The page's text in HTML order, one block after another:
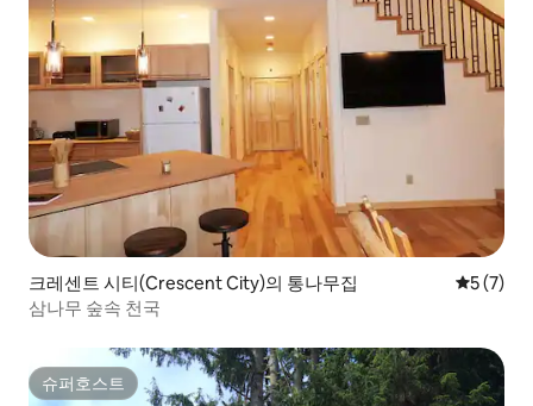
크레센트 시티(Crescent City)의 통나무집 평점 5점
5 (7)
삼나무 숲속 천국
슈퍼호스트
슈퍼호스트